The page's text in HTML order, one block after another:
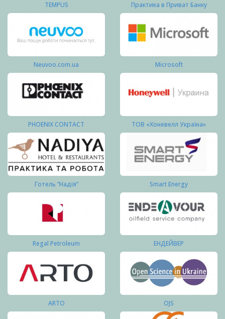
TEMPUS Практика в Приват Банку
Neuvoo.com.ua Microsoft
PHOENIX CONTACT ТОВ «Хоневелл Україна»
Готель “Надія” Smart Energy
Regal Petroleum ЕНДЕЙВЕР
ARTO OJS